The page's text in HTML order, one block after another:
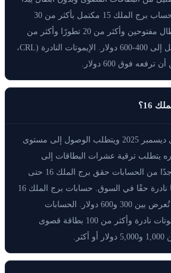
حوالي 100-150 دولارًا. حساب برج الملك 15 مكتمل بأكثر من 30
بطاقة مستوى 16 و3 أبطال مفتوحين وأكثر من 20 تطورًا وأكثر من
150 إيموت يمكن أن يصل إلى 400-600 دولار. الإيموتات النادرة (CRL،
فوق 600 دولار.
16؟
أُضيف برج الملك 16 في ديسمبر 2025 ويتطلب الوصول إلى مستوى
بدوره يتطلب ترقية عشرات البطاقات إلى
المستوى 16. عدد قليل جدًا من الحسابات حقق برج الملك 16 حتى
مارس 2026، مما يجعلها نادرة حقًا في السوق. حسابات برج الملك 16
الأساسية (بداية التقدم) تُعرض بين 300 و600 دولار. الحسابات
المكتملة بالكامل مع إيموتات نادرة وأكثر من 100 بطاقة قصوى